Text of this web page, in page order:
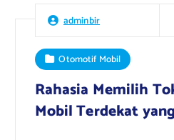
adminbir
Otomotif Mobil
Rahasia Memilih
Mobil Terdekat